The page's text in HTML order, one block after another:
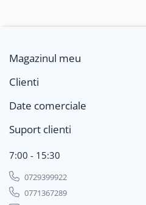
Magazinul meu
Clienti
Date comerciale
Suport clienti
7:00 - 15:30
0729399922
0771367289